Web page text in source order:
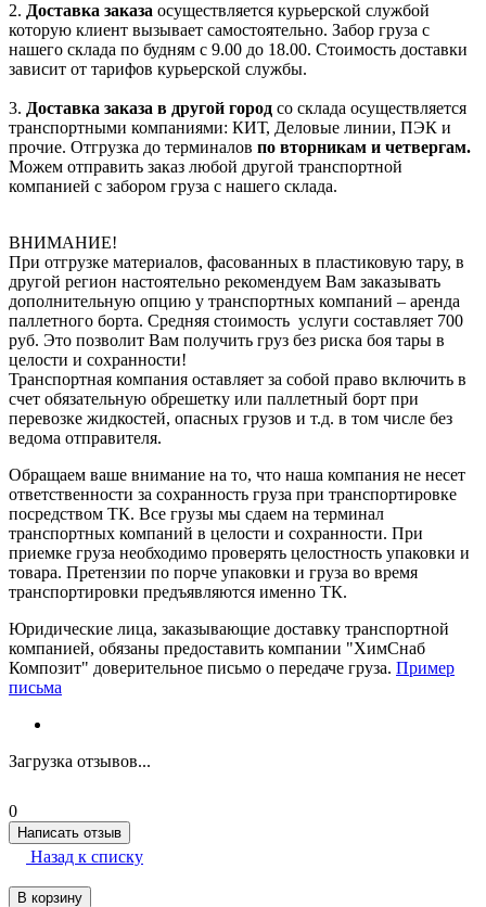
2. Доставка заказа осуществляется курьерской службой
которую клиент вызывает самостоятельно. Забор груза с
нашего склада по будням с 9.00 до 18.00. Стоимость доставки
зависит от тарифов курьерской службы.
3. Доставка заказа в другой город со склада осуществляется
транспортными компаниями: КИТ, Деловые линии, ПЭК и
прочие. Отгрузка до терминалов по вторникам и четвергам.
Можем отправить заказ любой другой транспортной
компанией с забором груза с нашего склада.
ВНИМАНИЕ!
При отгрузке материалов, фасованных в пластиковую тару, в
другой регион настоятельно рекомендуем Вам заказывать
дополнительную опцию у транспортных компаний – аренда
паллетного борта. Средняя стоимость услуги составляет 700
руб. Это позволит Вам получить груз без риска боя тары в
целости и сохранности!
Транспортная компания оставляет за собой право включить в
счет обязательную обрешетку или паллетный борт при
перевозке жидкостей, опасных грузов и т.д. в том числе без
ведома отправителя.
Обращаем ваше внимание на то, что наша компания не несет
ответственности за сохранность груза при транспортировке
посредством ТК. Все грузы мы сдаем на терминал
транспортных компаний в целости и сохранности. При
приемке груза необходимо проверять целостность упаковки и
товара. Претензии по порче упаковки и груза во время
транспортировки предъявляются именно ТК.
Юридические лица, заказывающие доставку транспортной
компанией, обязаны предоставить компании "ХимСнаб
Композит" доверительное письмо о передаче груза. Пример
письма
Загрузка отзывов...
0
Написать отзыв
Назад к списку
В корзину